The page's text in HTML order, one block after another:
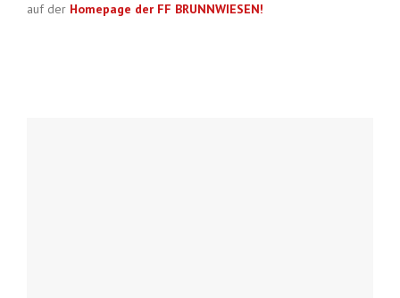
auf der Homepage der FF BRUNNWIESEN!